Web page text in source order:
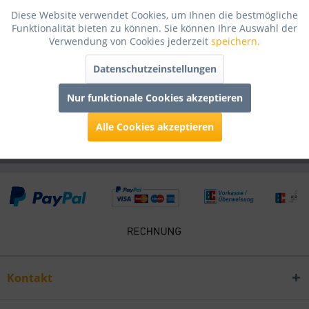
Bewertungen
0
Bewertungen lesen, schreiben und diskutieren...mehr
Infos zum Hersteller
Folgende Infos zum Hersteller sind verfübar......mehr
Kunden kauften auch
Kontakt
Diese Website verwendet Cookies, um Ihnen die bestmögliche
Funktionalität bieten zu können. Sie können Ihre Auswahl der
Verwendung von Cookies jederzeit speichern.
Datenschutzeinstellungen
Nur funktionale Cookies akzeptieren
Alle Cookies akzeptieren